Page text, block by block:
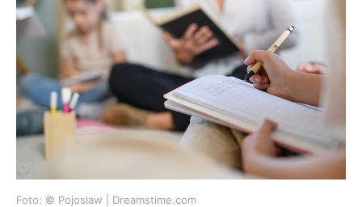
Foto: © Pojoslaw | Dreamstime.com